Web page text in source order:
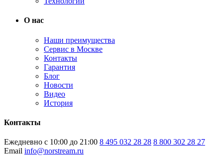
О нас
Наши преимущества
Сервис в Москве
Контакты
Гарантия
Блог
Новости
Видео
История
Контакты
Ежедневно с 10:00 до 21:00 8 495 032 28 28 8 800 302 28 27
Email info@norstream.ru